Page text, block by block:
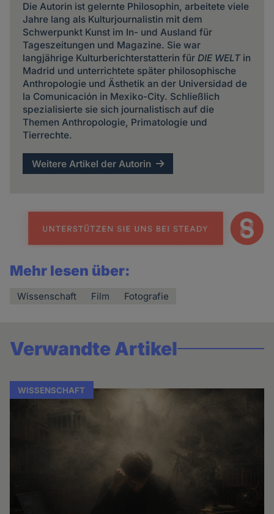
Die Autorin ist gelernte Philosophin, arbeitete viele
Jahre lang als Kulturjournalistin mit dem
Schwerpunkt Kunst im In- und Ausland für
Tageszeitungen und Magazine. Sie war
langjährige Kulturberichterstatterin für DIE WELTin
Madrid und unterrichtete später philosophische
Anthropologie und Ästhetik an der Universidad de
la Comunicación in Mexiko-City. Schließlich
spezialisierte sie sich journalistisch auf die
Themen Anthropologie, Primatologie und
Tierrechte.
Weitere Artikel der Autorin
Mehr lesen über:
Wissenschaft Film Fotografie
Verwandte Artikel
WISSENSCHAFT